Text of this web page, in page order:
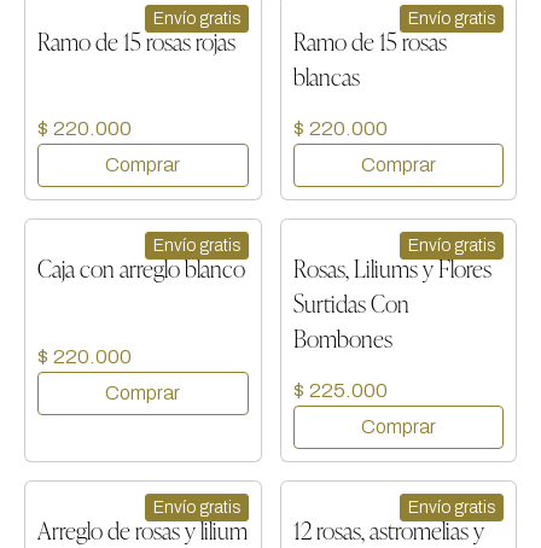
Envío gratis
Ramo de 15 rosas rojas
$ 220.000
Envío gratis
Ramo de 15 rosas
blancas
$ 220.000
Envío gratis
Caja con arreglo blanco
$ 220.000
Envío gratis
Rosas, Liliums y Flores
Surtidas Con
Bombones
$ 225.000
Envío gratis
Arreglo de rosas y lilium
Envío gratis
12 rosas, astromelias y